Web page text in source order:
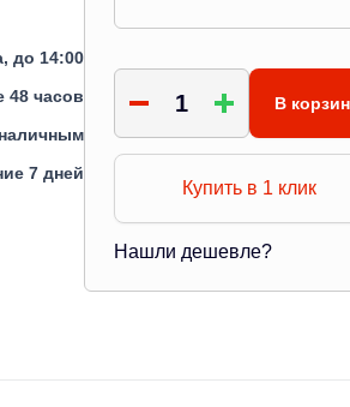
до 14:00
48 часов
7 дней
В
Купить в 1 клик
Нашли дешевле?